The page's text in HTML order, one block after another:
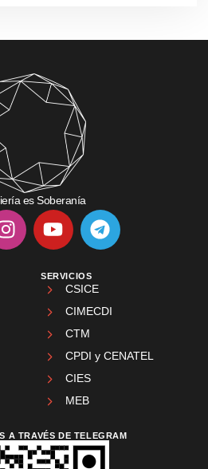
es Soberanía
SERVICIOS
CSICE
CIMECDI
CTM
CPDI y CENATEL
CIES
MEB
A TRAVÉS DE TELEGRAM